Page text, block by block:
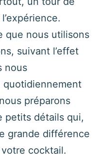
que nous utilisons
suivant l’effet
nous
quotidiennement
préparons
petits détails qui,
grande différence
cocktail.